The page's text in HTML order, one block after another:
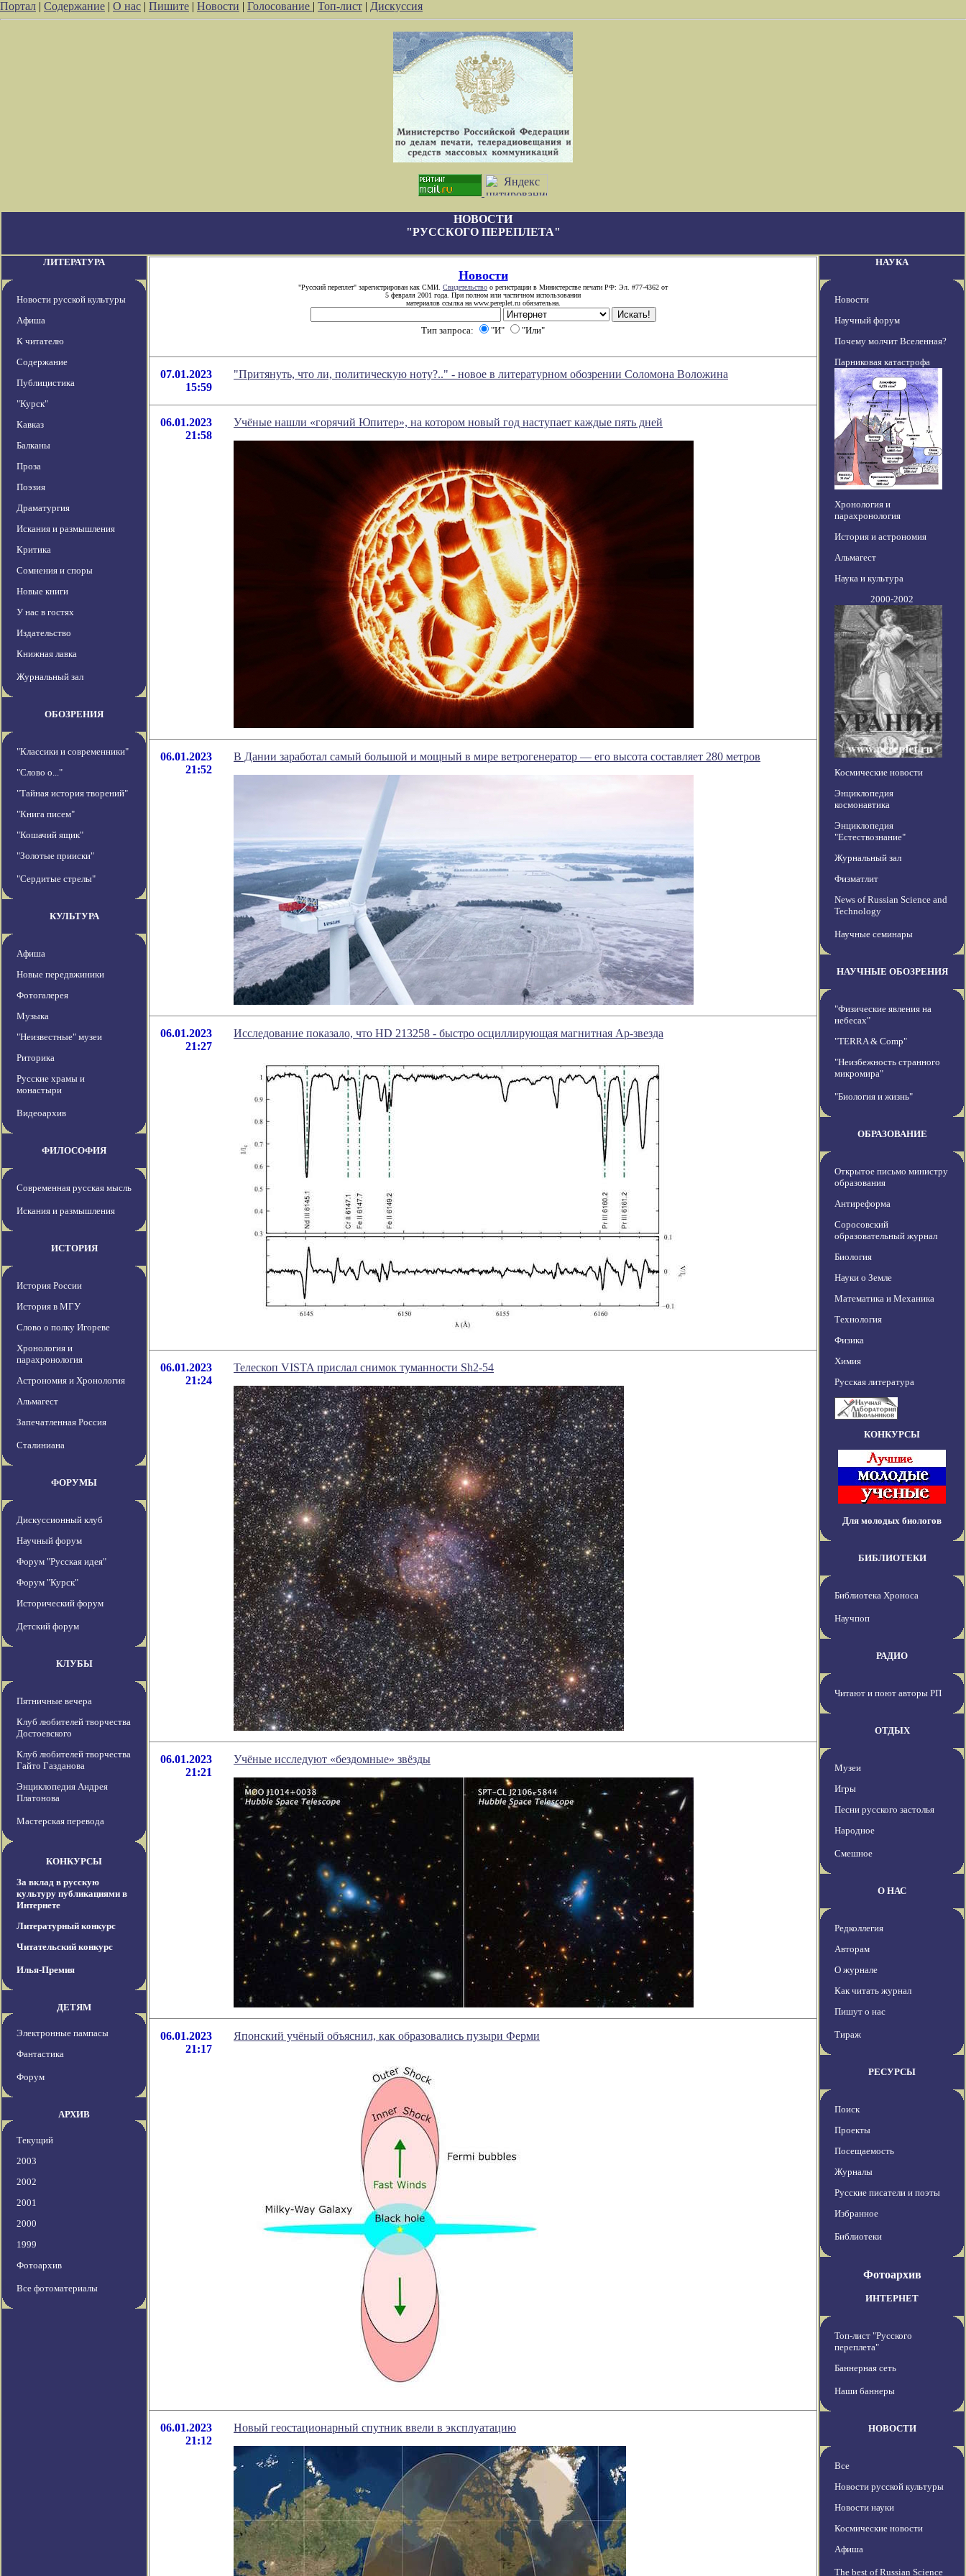
Портал | Содержание | О нас | Пишите | Новости | Голосование | Топ-лист | Дискуссия
НОВОСТИ
"РУССКОГО ПЕРЕПЛЕТА"
ЛИТЕРАТУРА
Новости русской культуры
Афиша
К читателю
Содержание
Публицистика
"Курск"
Кавказ
Балканы
Проза
Поэзия
Драматургия
Искания и размышления
Критика
Сомнения и споры
Новые книги
У нас в гостях
Издательство
Книжная лавка
Журнальный зал
ОБОЗРЕНИЯ
"Классики и современники"
"Слово о..."
"Тайная история творений"
"Книга писем"
"Кошачий ящик"
"Золотые прииски"
"Сердитые стрелы"
КУЛЬТУРА
Афиша
Новые передвжиники
Фотогалерея
Музыка
"Неизвестные" музеи
Риторика
Русские храмы и
монастыри
Видеоархив
ФИЛОСОФИЯ
Современная русская мысль
Искания и размышления
ИСТОРИЯ
История России
История в МГУ
Слово о полку Игореве
Хронология и
парахронология
Астрономия и Хронология
Альмагест
Запечатленная Россия
Сталиниана
ФОРУМЫ
Дискуссионный клуб
Научный форум
Форум "Русская идея"
Форум "Курск"
Исторический форум
Детский форум
КЛУБЫ
Пятничные вечера
Клуб любителей творчества
Достоевского
Клуб любителей творчества
Гайто Газданова
Энциклопедия Андрея
Платонова
Мастерская перевода
КОНКУРСЫ
За вклад в русскую
культуру публикациями в
Интернете
Литературный конкурс
Читательский конкурс
Илья-Премия
ДЕТЯМ
Электронные пампасы
Фантастика
Форум
АРХИВ
Текущий
2003
2002
2001
2000
1999
Фотоархив
Все фотоматериалы
Новости
"Русский переплет" зарегистрирован как СМИ. Свидетельство о регистрации в Министерстве печати РФ: Эл. #77-4362 от
5 февраля 2001 года. При полном или частичном использовании
материалов ссылка на www.pereplet.ru обязательна.
Тип запроса: "И" "Или"
07.01.2023
15:59
"Притянуть, что ли, политическую ноту?.." - новое в литературном обозрении Соломона Воложина
06.01.2023
21:58
Учёные нашли «горячий Юпитер», на котором новый год наступает каждые пять дней
06.01.2023
21:52
В Дании заработал самый большой и мощный в мире ветрогенератор — его высота составляет 280 метров
06.01.2023
21:27
Исследование показало, что HD 213258 - быстро осциллирующая магнитная Ap-звезда
06.01.2023
21:24
Телескоп VISTA прислал снимок туманности Sh2-54
06.01.2023
21:21
Учёные исследуют «бездомные» звёзды
06.01.2023
21:17
Японский учёный объяснил, как образовались пузыри Ферми
06.01.2023
21:12
Новый геостационарный спутник ввели в эксплуатацию
НАУКА
Новости
Научный форум
Почему молчит Вселенная?
Парниковая катастрофа
Хронология и
парахронология
История и астрономия
Альмагест
Наука и культура
2000-2002
Космические новости
Энциклопедия
космонавтика
Энциклопедия
"Естествознание"
Журнальный зал
Физматлит
News of Russian Science and
Technology
Научные семинары
НАУЧНЫЕ ОБОЗРЕНИЯ
"Физические явления на
небесах"
"TERRA & Comp"
"Неизбежность странного
микромира"
"Биология и жизнь"
ОБРАЗОВАНИЕ
Открытое письмо министру
образования
Антиреформа
Соросовский
образовательный журнал
Биология
Науки о Земле
Математика и Механика
Технология
Физика
Химия
Русская литература
КОНКУРСЫ
Для молодых биологов
БИБЛИОТЕКИ
Библиотека Хроноса
Научпоп
РАДИО
Читают и поют авторы РП
ОТДЫХ
Музеи
Игры
Песни русского застолья
Народное
Смешное
О НАС
Редколлегия
Авторам
О журнале
Как читать журнал
Пишут о нас
Тираж
РЕСУРСЫ
Поиск
Проекты
Посещаемость
Журналы
Русские писатели и поэты
Избранное
Библиотеки
Фотоархив
ИНТЕРНЕТ
Топ-лист "Русского
переплета"
Баннерная сеть
Наши баннеры
НОВОСТИ
Все
Новости русской культуры
Новости науки
Космические новости
Афиша
The best of Russian Science